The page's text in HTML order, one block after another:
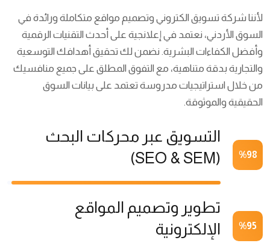
لأننا شركة تسويق الكتروني وتصميم مواقع متكاملة ورائدة في
السوق الأردني، نعتمد في إعلانجية على أحدث التقنيات الرقمية
وأفضل الكفاءات البشرية. نضمن لك تحقيق أهدافك التوسعية
والتجارية بدقة متناهية، مع التفوق المطلق على جميع منافسيك
من خلال استراتيجيات مدروسة تعتمد على بيانات السوق
الحقيقية والموثوقة.
98
%
التسويق عبر محركات البحث
(SEO & SEM)
95
%
تطوير وتصميم المواقع
الإلكترونية